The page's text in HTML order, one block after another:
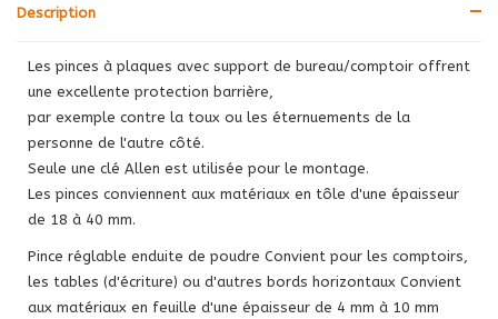
Description
Les pinces à plaques avec support de bureau/comptoir offrent
une excellente protection barrière,
par exemple contre la toux ou les éternuements de la
personne de l'autre côté.
Seule une clé Allen est utilisée pour le montage.
Les pinces conviennent aux matériaux en tôle d'une épaisseur
de 18 à 40 mm.
Pince réglable enduite de poudre Convient pour les comptoirs,
les tables (d'écriture) ou d'autres bords horizontaux Convient
aux matériaux en feuille d'une épaisseur de 4 mm à 10 mm